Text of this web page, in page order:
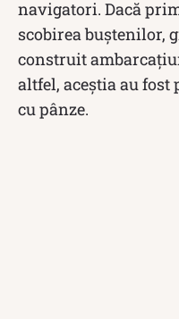
navigatori. Dacă
scobirea buștenilor,
construit
altfel, aceștia au
cu pânze.